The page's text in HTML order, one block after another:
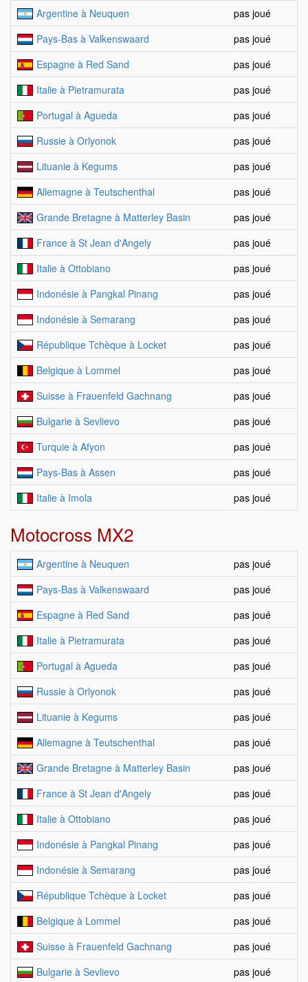
Argentine à Neuquen
pas joué
Pays-Bas à Valkenswaard
pas joué
Espagne à Red Sand
pas joué
Italie à Pietramurata
pas joué
Portugal à Agueda
pas joué
Russie à Orlyonok
pas joué
Lituanie à Kegums
pas joué
Allemagne à Teutschenthal
pas joué
Grande Bretagne à Matterley Basin
pas joué
France à St Jean d'Angely
pas joué
Italie à Ottobiano
pas joué
Indonésie à Pangkal Pinang
pas joué
Indonésie à Semarang
pas joué
République Tchèque à Locket
pas joué
Belgique à Lommel
pas joué
Suisse à Frauenfeld Gachnang
pas joué
Bulgarie à Sevlievo
pas joué
Turquie à Afyon
pas joué
Pays-Bas à Assen
pas joué
Italie à Imola
pas joué
Motocross MX2
Argentine à Neuquen
pas joué
Pays-Bas à Valkenswaard
pas joué
Espagne à Red Sand
pas joué
Italie à Pietramurata
pas joué
Portugal à Agueda
pas joué
Russie à Orlyonok
pas joué
Lituanie à Kegums
pas joué
Allemagne à Teutschenthal
pas joué
Grande Bretagne à Matterley Basin
pas joué
France à St Jean d'Angely
pas joué
Italie à Ottobiano
pas joué
Indonésie à Pangkal Pinang
pas joué
Indonésie à Semarang
pas joué
République Tchèque à Locket
pas joué
Belgique à Lommel
pas joué
Suisse à Frauenfeld Gachnang
pas joué
Bulgarie à Sevlievo
pas joué